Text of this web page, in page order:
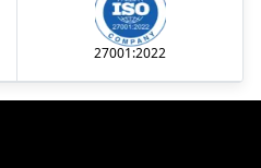
27001:2022